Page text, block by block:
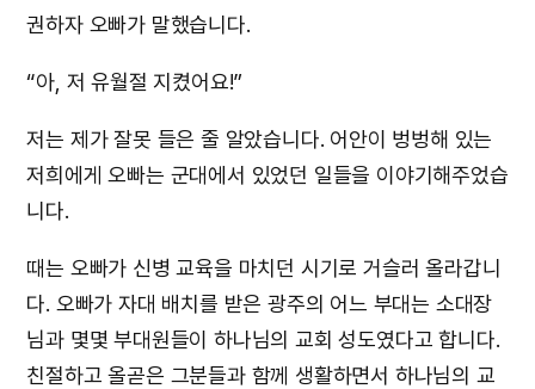
권하자 오빠가 말했습니다.
“아, 저 유월절 지켰어요!”
저는 제가 잘못 들은 줄 알았습니다. 어안이 벙벙해 있는
저희에게 오빠는 군대에서 있었던 일들을 이야기해주었습
니다.
때는 오빠가 신병 교육을 마치던 시기로 거슬러 올라갑니
다. 오빠가 자대 배치를 받은 광주의 어느 부대는 소대장
님과 몇몇 부대원들이 하나님의 교회 성도였다고 합니다.
친절하고 올곧은 그분들과 함께 생활하면서 하나님의 교